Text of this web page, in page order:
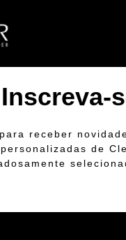
Inscreva-
receber
de